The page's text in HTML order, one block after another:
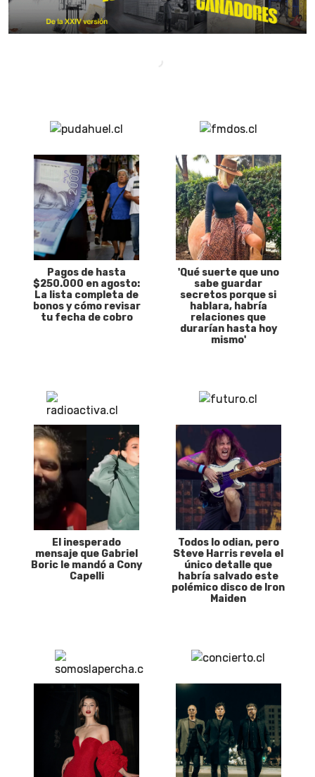
Pagos de hasta
$250.000 en agosto:
La lista completa de
bonos y cómo revisar
tu fecha de cobro
'Qué suerte que uno
sabe guardar
secretos porque si
hablara, habría
relaciones que
durarían hasta hoy
mismo'
El inesperado
mensaje que Gabriel
Boric le mandó a Cony
Capelli
Todos lo odian, pero
Steve Harris revela el
único detalle que
habría salvado este
polémico disco de Iron
Maiden